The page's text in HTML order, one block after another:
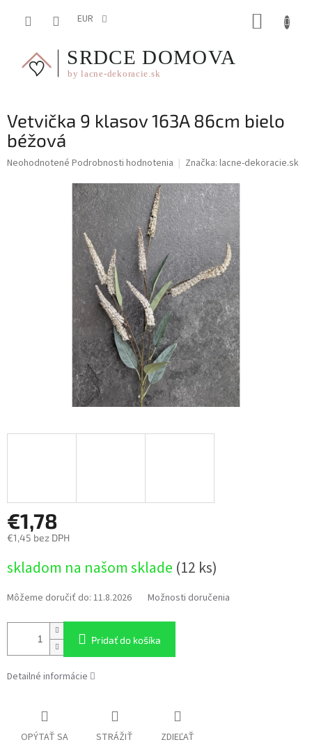
EUR
Vetvička 9 klasov 163A 86cm bielo
béžová
Priemerné
Neohodnotené Podrobnosti hodnotenia Značka: lacne-dekoracie.sk
€1,78
€1,45 bez DPH
cena:
skladom na našom sklade (12 ks)
Môžeme doručiť do: 11.8.2026 Možnosti doručenia
Pridať do košíka
Detailné informácie
OPÝTAŤ SA STRÁŽIŤ ZDIEĽAŤ